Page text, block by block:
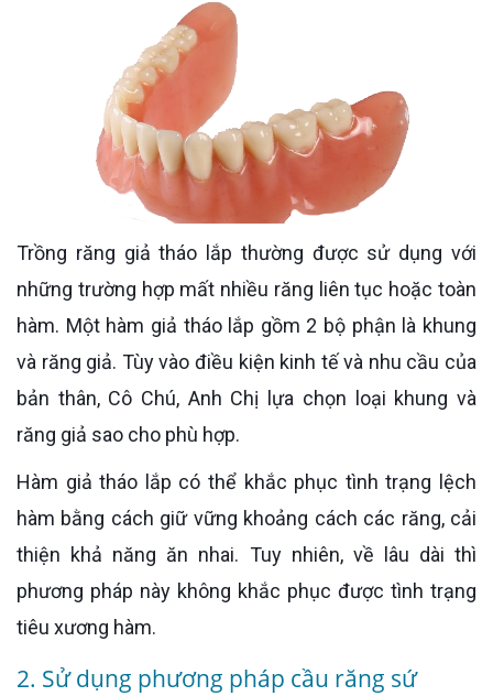
Trồng răng giả tháo lắp thường được sử dụng với
những trường hợp mất nhiều răng liên tục hoặc toàn
hàm. Một hàm giả tháo lắp gồm 2 bộ phận là khung
và răng giả. Tùy vào điều kiện kinh tế và nhu cầu của
bản thân, Cô Chú, Anh Chị lựa chọn loại khung và
răng giả sao cho phù hợp.
Hàm giả tháo lắp có thể khắc phục tình trạng lệch
hàm bằng cách giữ vững khoảng cách các răng, cải
thiện khả năng ăn nhai. Tuy nhiên, về lâu dài thì
phương pháp này không khắc phục được tình trạng
tiêu xương hàm.
2. Sử dụng phương pháp cầu răng sứ